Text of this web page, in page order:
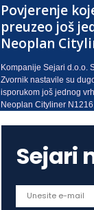
Povjerenje
preuzeo još
Neoplan
Kompanije Sejari d.o.o.
Zvornik nastavile su
isporukom još jednog
Neoplan Cityliner N1216...
Sejari